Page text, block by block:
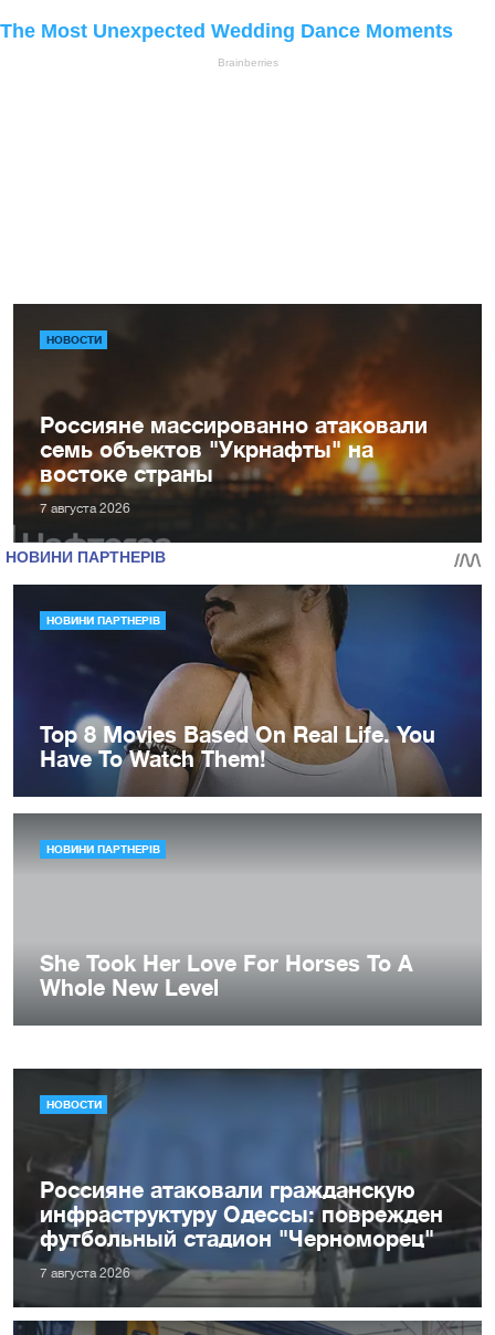
НОВОСТИ
Россияне массированно атаковали
семь объектов "Укрнафты" на
востоке страны
7 августа 2026
НОВОСТИ
Россияне атаковали гражданскую
инфраструктуру Одессы: поврежден
футбольный стадион "Черноморец"
7 августа 2026